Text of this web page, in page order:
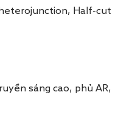
heterojunction, Half-cut
sáng cao, phủ AR,